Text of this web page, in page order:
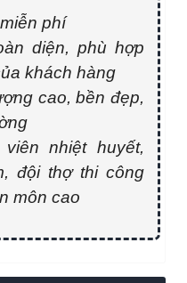
phí
diện, phù hợp
khách hàng
cao, bền đẹp,
nhiệt huyết,
đội thợ thi công
môn cao